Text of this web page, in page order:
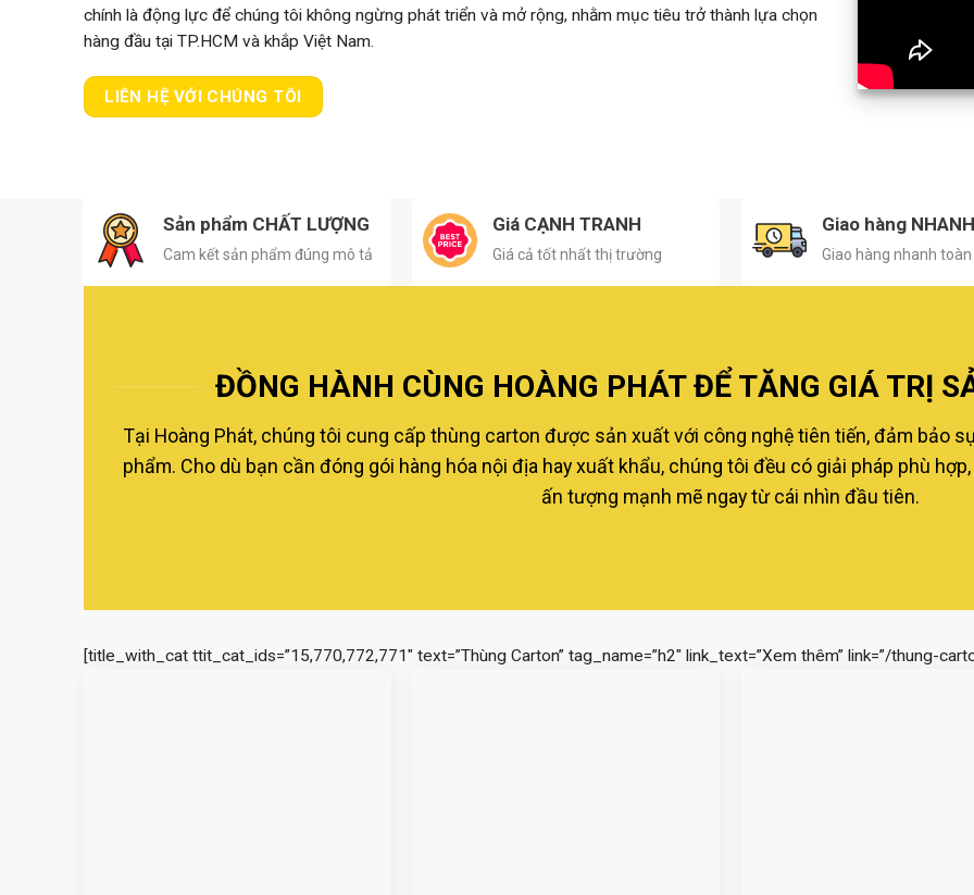
chính là động lực để chúng tôi không ngừng phát triển và mở rộng, nhằm mục tiêu trở thành lựa chọn
hàng đầu tại TP.HCM và khắp Việt Nam.
LIÊN HỆ VỚI CHÚNG TÔI
Sản phẩm CHẤT LƯỢNG
Cam kết sản phẩm đúng mô tả
Giá CẠNH TRANH
Giá cả tốt nhất thị trường
Giao hàng NHANH
Giao hàng nhanh
ĐỒNG HÀNH CÙNG HOÀNG PHÁT ĐỂ TĂNG GIÁ TRỊ
Tại Hoàng Phát, chúng tôi cung cấp thùng carton được sản xuất với công nghệ tiên tiến, đảm bảo
phẩm. Cho dù bạn cần đóng gói hàng hóa nội địa hay xuất khẩu, chúng tôi đều có giải pháp phù
ấn tượng mạnh mẽ ngay từ cái nhìn đầu tiên.
[title_with_cat ttit_cat_ids=”15,770,772,771″ text=”Thùng Carton” tag_name=”h2″ link_text=”Xem thêm” link=”/thung-